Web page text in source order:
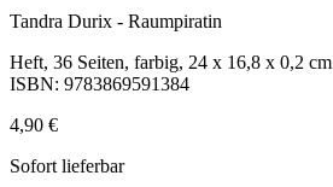
Tandra Durix - Raumpiratin
Heft, 36 Seiten, farbig, 24 x 16,8 x 0,2 cm
ISBN: 9783869591384
4,90 €
Sofort lieferbar